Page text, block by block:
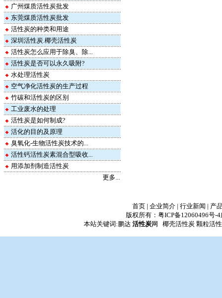
广州煤质活性炭批发
东莞煤质活性炭批发
活性炭的种类和用途
深圳活性炭.椰壳活性炭
活性炭怎么应用于除臭、除...
活性炭是否可以永久吸附?
水处理活性炭
空气净化活性炭的生产过程
竹碳和活性炭的区别
工业废水的处理
活性炭是如何制成?
活化的目的及原理
臭氧化-生物活性炭技术的...
活性钙活性炭素混合型吸收...
用添加剂制造活性炭
更多...
首页 |企业简介 |行业新闻 | 产
版权所有：粤ICP备12060496号-4
本站关键词:鹏达活性炭网 椰壳活性炭 颗粒活